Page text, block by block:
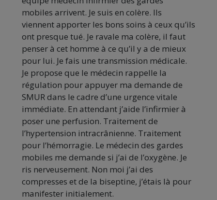
mobiles arrivent. Je suis en colère. Ils
viennent apporter les bons soins à ceux qu’ils
ont presque tué. Je ravale ma colère, il faut
penser à cet homme à ce qu’il y a de mieux
pour lui. Je fais une transmission médicale.
Je propose que le médecin rappelle la
régulation pour appuyer ma demande de
SMUR dans le cadre d’une urgence vitale
immédiate. En attendant j’aide l’infirmier à
poser une perfusion. Traitement de
l’hypertension intracrânienne. Traitement
pour l’hémorragie. Le médecin des gardes
mobiles me demande si j’ai de l’oxygène. Je
ris nerveusement. Non moi j’ai des
compresses et de la biseptine, j’étais là pour
manifester initialement.